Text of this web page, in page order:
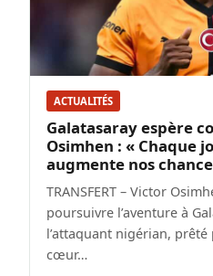
ACTUALITÉS
Galatasaray espère
Osimhen : « Chaque
augmente nos
TRANSFERT – Victor
poursuivre l’aventure à
l’attaquant nigérian, prêté
cœur…